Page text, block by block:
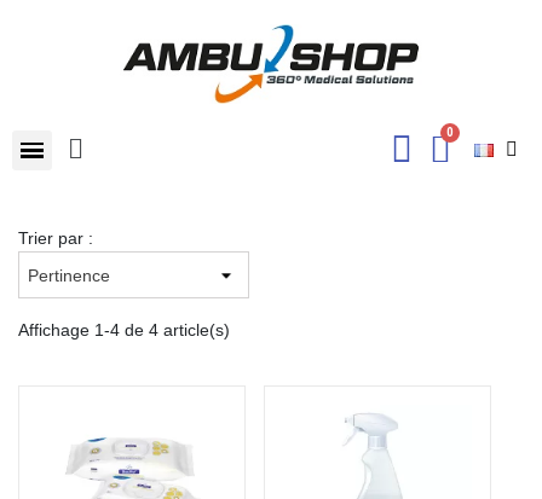
Trier par :
Affichage 1-4 de 4 article(s)